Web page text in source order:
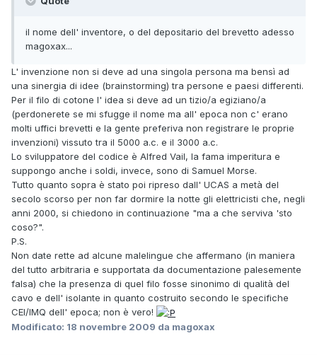
il nome dell' inventore, o del depositario del brevetto adesso
magoxax...
L' invenzione non si deve ad una singola persona ma bensì ad
una sinergia di idee (brainstorming) tra persone e paesi differenti.
Per il filo di cotone l' idea si deve ad un tizio/a egiziano/a
(perdonerete se mi sfugge il nome ma all' epoca non c' erano
molti uffici brevetti e la gente preferiva non registrare le proprie
invenzioni) vissuto tra il 5000 a.c. e il 3000 a.c.
Lo sviluppatore del codice è Alfred Vail, la fama imperitura e
suppongo anche i soldi, invece, sono di Samuel Morse.
Tutto quanto sopra è stato poi ripreso dall' UCAS a metà del
secolo scorso per non far dormire la notte gli elettricisti che, negli
anni 2000, si chiedono in continuazione "ma a che serviva 'sto
coso?".
P.S.
Non date rette ad alcune malelingue che affermano (in maniera
del tutto arbitraria e supportata da documentazione palesemente
falsa) che la presenza di quel filo fosse sinonimo di qualità del
cavo e dell' isolante in quanto costruito secondo le specifiche
CEI/IMQ dell' epoca; non è vero!
Modificato: 18 novembre 2009 da magoxax